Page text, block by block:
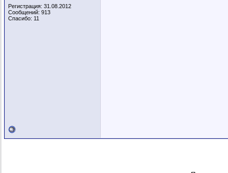
Регистрация: 31.08.2012
Сообщений: 913
Спасибо: 11